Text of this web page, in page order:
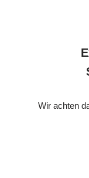
Wir achten